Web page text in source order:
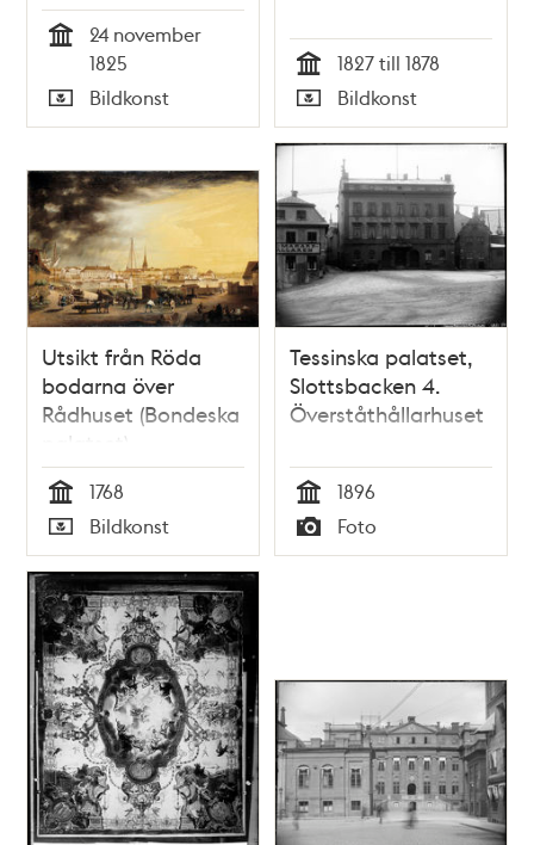
24 november
1825
Typ
Bildkonst Tid
1827 till 1878
Typ
Bildkonst
Utsikt från Röda
bodarna över
Rådhuset (Bondeska
palatset),
Riddarhuset och
Riddarholmen
Tid
1768
Typ
Bildkonst
Tessinska palatset,
Slottsbacken 4.
Överståthållarhuset
Tid
1896
Typ
Foto